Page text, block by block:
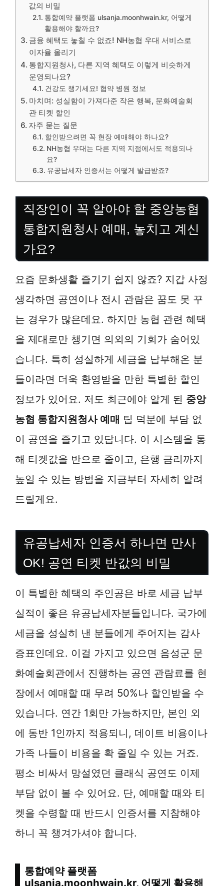
값의 비밀
통합예약 플랫폼 ulsanja.moonhwain.kr, 어떻게
활용해야 할까요?
금융 혜택도 놓칠 수 없죠! NH농협 우대 서비스로
이자율 올리기
통합지원청사, 다른 지역 혜택도 이렇게 비슷하게
운영되나요?
건강도 챙기세요! 협약 병원 정보
마치며: 성실함이 가져다준 작은 행복, 문화예술회
관 티켓 할인
자주 묻는 질문
할인받으려면 꼭 현장 예매해야 하나요?
NH농협 우대는 다른 지역 지점에서도 적용되나
요?
유공납세자 인증서는 어떻게 발급받죠?
직장인이 꼭 알아야 할 중앙농협
통합지원청사 예매, 놓치고 계신
가요?
요즘 문화생활 즐기기 쉽지 않죠? 지갑 사정
생각하면 공연이나 전시 관람은 꿈도 못 꾸
는 경우가 많은데요. 하지만 농협 관련 혜택
을 제대로만 챙기면 의외의 기회가 숨어있
습니다. 특히 성실하게 세금을 납부해온 분
들이라면 더욱 환영받을 만한 특별한 할인
정보가 있어요. 저도 최근에야 알게 된 중앙
농협 통합지원청사 예매 팁 덕분에 부담 없
이 공연을 즐기고 있답니다. 이 시스템을 통
해 티켓값을 반으로 줄이고, 은행 금리까지
높일 수 있는 방법을 지금부터 자세히 알려
드릴게요.
유공납세자 인증서 하나면 만사
OK! 공연 티켓 반값의 비밀
이 특별한 혜택의 주인공은 바로 세금 납부
실적이 좋은 유공납세자분들입니다. 국가에
세금을 성실히 낸 분들에게 주어지는 감사
증표인데요. 이걸 가지고 있으면 음성군 문
화예술회관에서 진행하는 공연 관람료를 현
장에서 예매할 때 무려 50%나 할인받을 수
있습니다. 연간 1회만 가능하지만, 본인 외
에 동반 1인까지 적용되니, 데이트 비용이나
가족 나들이 비용을 확 줄일 수 있는 거죠.
평소 비싸서 망설였던 클래식 공연도 이제
부담 없이 볼 수 있어요. 단, 예매할 때와 티
켓을 수령할 때 반드시 인증서를 지참해야
하니 꼭 챙겨가셔야 합니다.
통합예약 플랫폼
ulsanja.moonhwain.kr, 어떻게 활용해